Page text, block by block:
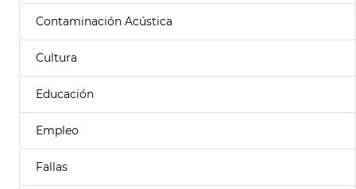
Contaminación Acústica
Cultura
Educación
Empleo
Fallas